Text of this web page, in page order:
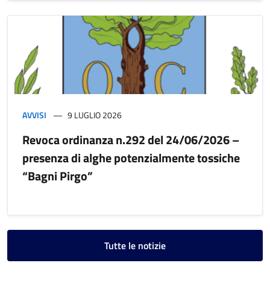
AVVISI 9 LUGLIO 2026
Revoca ordinanza n.292 del 24/06/2026 –
presenza di alghe potenzialmente tossiche
“Bagni Pirgo”
Tutte le notizie